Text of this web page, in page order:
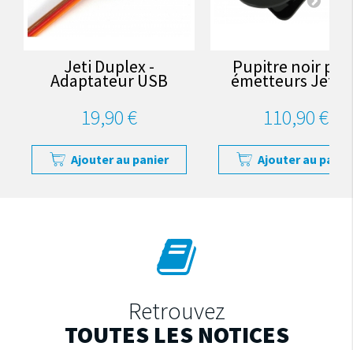
Jeti Duplex -
Adaptateur USB
19,90 €
Ajouter au panier
Pupitre noir
émetteurs Jeti
110,90 €
Ajouter au
Retrouvez
TOUTES LES NOTICES